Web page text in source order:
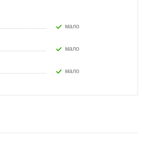
Мало
Мало
Мало